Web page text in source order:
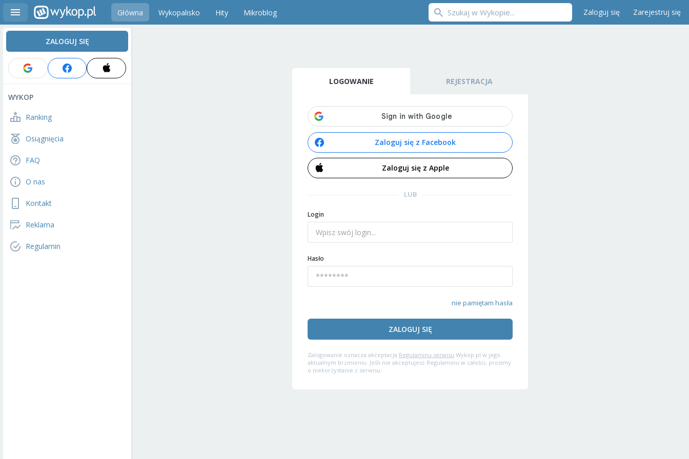
Główna Wykopalisko Hity Mikroblog Zaloguj się Zarejestruj się
ZALOGUJ SIĘ
WYKOP
Ranking
Osiągnięcia
FAQ
O nas
Kontakt
Reklama
Regulamin
LOGOWANIE REJESTRACJA
Zaloguj się z Facebook
Zaloguj się z Apple
LUB
Login
Hasło
nie pamiętam hasła
ZALOGUJ SIĘ
Zalogowanie oznacza akceptację Regulaminu serwisu Wykop.pl w jego
aktualnym brzmieniu. Jeśli nie akceptujesz Regulaminu w całości, prosimy
o niekorzystanie z serwisu.